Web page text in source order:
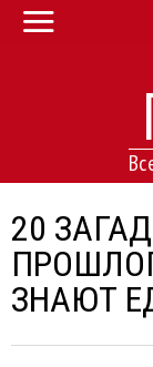
20
ЗНАЮТ